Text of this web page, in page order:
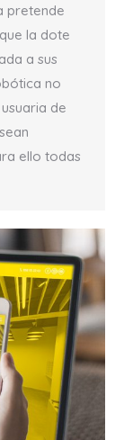
pretende
la dote
a sus
no
de
ello todas